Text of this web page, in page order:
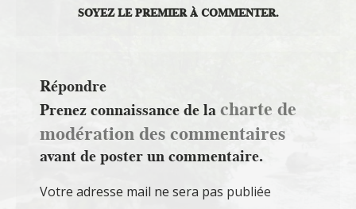
SOYEZ LE PREMIER À COMMENTER.
Répondre
Prenez connaissance de lacharte de
modération des commentaires
avant de poster un commentaire.
Votre adresse mail ne sera pas publiée